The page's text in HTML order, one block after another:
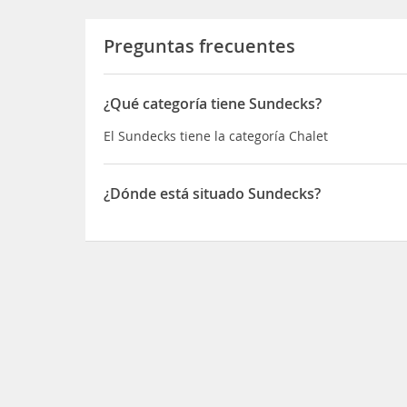
Preguntas frecuentes
¿Qué categoría tiene Sundecks?
El Sundecks tiene la categoría Chalet
¿Dónde está situado Sundecks?